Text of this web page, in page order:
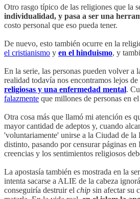
Otro rasgo típico de las religiones que la
individualidad, y pasa a ser una
costo personal que eso pueda tener.
De nuevo, esto también ocurre en la
el cristianismo y en el hinduismo, y
En la serie, las personas pueden volver a
realidad todavía nos encontramos lejos
religiosas y una enfermedad mental.
falazmente que millones de personas en
Otra cosa más que llamó mi atención es
mayor cantidad de adeptos y, cuando
'voluntariamente' unirse a la Ciudad de
distinto, pasando por censurar páginas
creencias y los sentimientos religiosos
La apostasía también es mostrada en la
intenta sacarse a ALIE de la cabeza
conseguiría destruir el chip sin afectar su